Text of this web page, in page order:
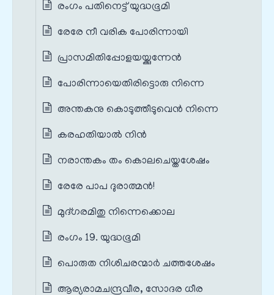
രംഗം പതിനെട്ട് യുദ്ധഭൂമി
രേരേ നീ വരിക പോരിന്നായി
പ്രാസമിതിപ്പോളയയ്ക്കുന്നേൻ
പോരിന്നായെതിരിട്ടൊരു നിന്നെ
അന്തകനു കൊടുത്തീടുവെൻ നിന്നെ
കരഹതിയാൽ നിൻ
നരാന്തകം തം കൊലചെയ്തശേഷം
രേരേ പാപ ദുരാത്മൻ!
മുദ്ഗരമിതു നിന്നെക്കൊല
രംഗം 19. യുദ്ധഭൂമി
പൊരുത നിശിചരന്മാർ ചത്തശേഷം
ആര്യരാമചന്ദ്രവീര, സോദര ധീര